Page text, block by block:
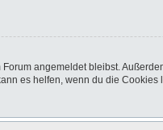
angemeldet bleibst.
es helfen, wenn du die Cookies